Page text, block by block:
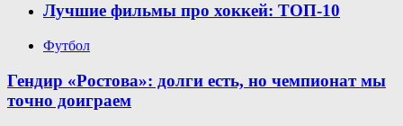
Лучшие фильмы про хоккей: ТОП-10
Футбол
Гендир «Ростова»: долги есть, но чемпионат мы
точно доиграем